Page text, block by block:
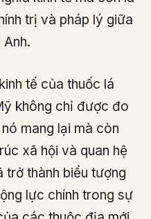
trị và pháp lý giữa
tế của thuốc lá
không chỉ được đo
mang lại mà còn
xã hội và quan hệ
trở thành biểu tượng
lực chính trong sự